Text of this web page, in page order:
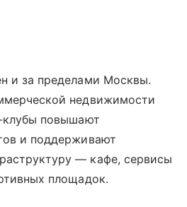
и за пределами Москвы.
недвижимости
клубы повышают
и поддерживают
— кафе, сервисы
площадок.